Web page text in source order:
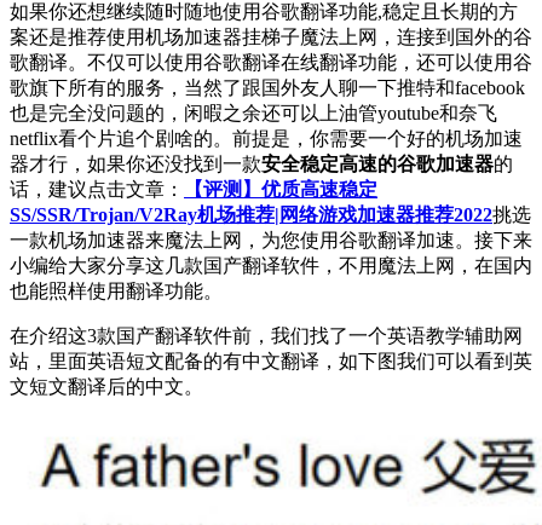
如果你还想继续随时随地使用谷歌翻译功能,稳定且长期的方
案还是推荐使用机场加速器挂梯子魔法上网，连接到国外的谷
歌翻译。不仅可以使用谷歌翻译在线翻译功能，还可以使用谷
歌旗下所有的服务，当然了跟国外友人聊一下推特和facebook
也是完全没问题的，闲暇之余还可以上油管youtube和奈飞
netflix看个片追个剧啥的。前提是，你需要一个好的机场加速
器才行，如果你还没找到一款安全稳定高速的谷歌加速器的
话，建议点击文章：
【评测】优质高速稳定
SS/SSR/Trojan/V2Ray机场推荐|网络游戏加速器推荐2022挑选
一款机场加速器来魔法上网，为您使用谷歌翻译加速。接下来
小编给大家分享这几款国产翻译软件，不用魔法上网，在国内
也能照样使用翻译功能。
在介绍这3款国产翻译软件前，我们找了一个英语教学辅助网
站，里面英语短文配备的有中文翻译，如下图我们可以看到英
文短文翻译后的中文。